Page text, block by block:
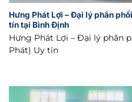
Hưng Phát Lợi – Đại lý phân
tín tại Bình Định
Hưng Phát Lợi – Đại lý phân
Phát) Uy tín